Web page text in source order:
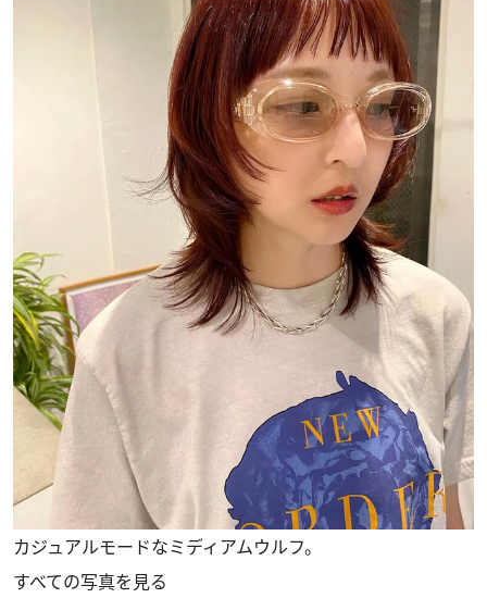
カジュアルモードなミディアムウルフ。
すべての写真を見る